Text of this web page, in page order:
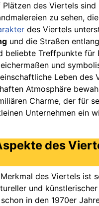
Plätzen des Viertels sind
zu sehen,
des Viertels
und die Straßen
beliebte Treffpunkte für
und
Leben des
Atmosphäre
Charme, der für
Unternehmen ein
des
des Viertels ist
und
in den 1970er